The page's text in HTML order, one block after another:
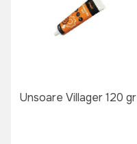
Unsoare Villager 120 gr